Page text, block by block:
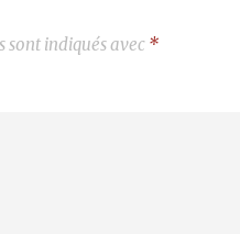
sont indiqués avec *